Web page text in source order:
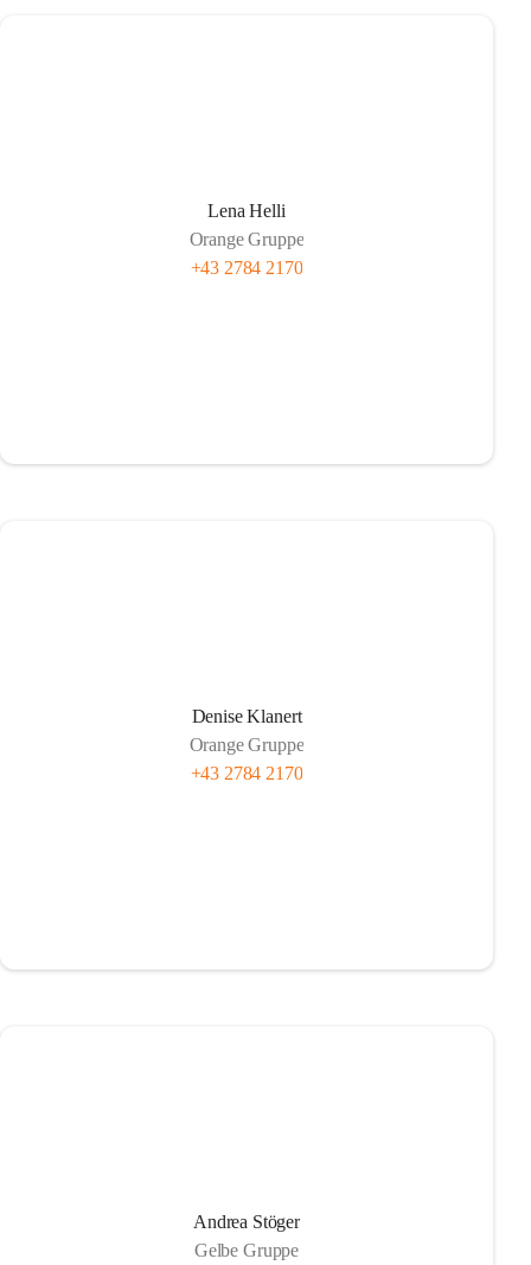
Lena Helli
Orange Gruppe
+43 2784 2170
Denise Klanert
Orange Gruppe
+43 2784 2170
Andrea Stöger
Gelbe Gruppe